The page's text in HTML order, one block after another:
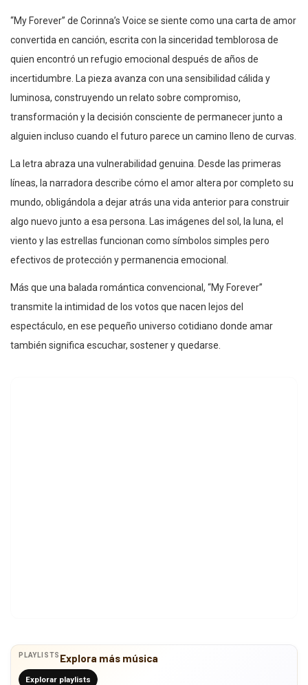
“My Forever” de Corinna’s Voice se siente como una carta de amor
convertida en canción, escrita con la sinceridad temblorosa de
quien encontró un refugio emocional después de años de
incertidumbre. La pieza avanza con una sensibilidad cálida y
luminosa, construyendo un relato sobre compromiso,
transformación y la decisión consciente de permanecer junto a
alguien incluso cuando el futuro parece un camino lleno de curvas.
La letra abraza una vulnerabilidad genuina. Desde las primeras
líneas, la narradora describe cómo el amor altera por completo su
mundo, obligándola a dejar atrás una vida anterior para construir
algo nuevo junto a esa persona. Las imágenes del sol, la luna, el
viento y las estrellas funcionan como símbolos simples pero
efectivos de protección y permanencia emocional.
Más que una balada romántica convencional, “My Forever”
transmite la intimidad de los votos que nacen lejos del
espectáculo, en ese pequeño universo cotidiano donde amar
también significa escuchar, sostener y quedarse.
PLAYLISTS Explora más música
Explorar playlists